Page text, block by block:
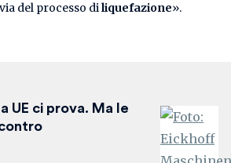
del processo diliquefazione».
UE ci prova. Ma le